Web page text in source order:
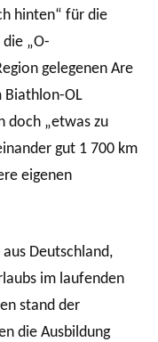
hinten“ für die
„O-
gelegenen Are
Biathlon-OL
doch „etwas zu
gut 1 700 km
eigenen
Deutschland,
im laufenden
stand der
die Ausbildung